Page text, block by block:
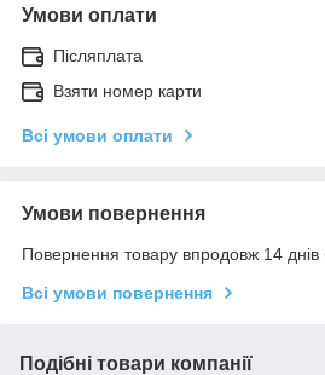
Умови оплати
Післяплата
Взяти номер карти
Всі умови оплати
Умови повернення
Повернення товару впродовж 14 днів
Всі умови повернення
Подібні товари компанії